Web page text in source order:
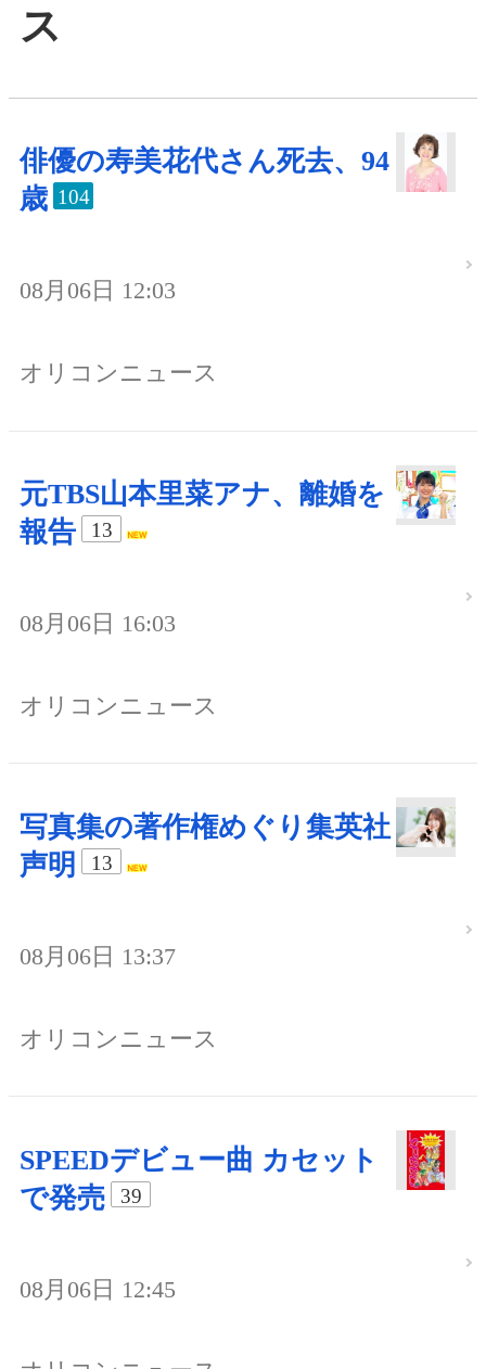
ス
俳優の寿美花代さん死去、94
歳 104
08月06日 12:03
オリコンニュース
元TBS山本里菜アナ、離婚を
報告
13
08月06日 16:03
オリコンニュース
写真集の著作権めぐり集英社
声明
13
08月06日 13:37
オリコンニュース
SPEEDデビュー曲 カセット
で発売
39
08月06日 12:45